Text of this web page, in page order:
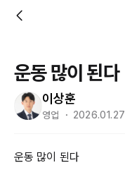
운동 많이 된다
이상훈
영업 ・ 2026.01.27
운동 많이 된다